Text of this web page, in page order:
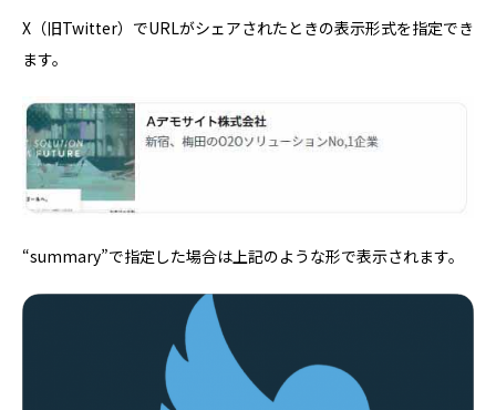
X（旧Twitter）でURLがシェアされたときの表示形式を指定でき
ます。
“summary”で指定した場合は上記のような形で表示されます。